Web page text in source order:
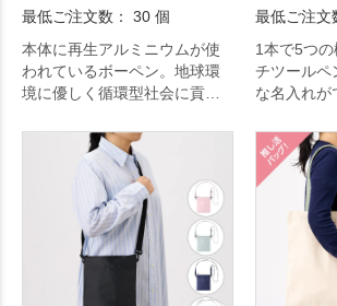
最低ご注文数： 30 個
本体に再生アルミニウムが使
われているボーペン。地球環
境に優しく循環型社会に貢献
最低ご注文
1本で5つ
チツールペ
な名入れが